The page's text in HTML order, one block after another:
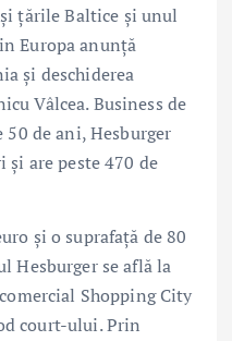
țările Baltice și unul
Europa anunță
și deschiderea
Vâlcea. Business de
de ani, Hesburger
are peste 470 de
și o suprafață de 80
Hesburger se află la
Shopping City
court-ului. Prin